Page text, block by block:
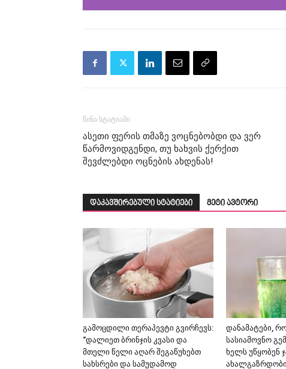
წინა სტატიაში
ასეთი ფერის თმაზე ვოცნებობდი და ვერ
წარმოვიდგენდი, თუ ხახვის ქერქით
შევძლებდი ოცნების ახდენას!
დაკავშირებული სტატიები მეტი ავტორი
გამოცდილი თერაპევტი გვირჩევს:
“დალიეთ ბრინჯის კვასი და
მთელი წელი აღარ შეგაწუხებთ
სახსრები და სამუდამოდ
დანამატები,
სასიამოვნო
ხელს უწყობენ